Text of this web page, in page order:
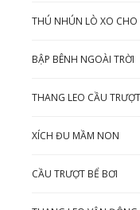
THÚ NHÚN LÒ XO CHO
BẬP BÊNH NGOÀI TRỜI
THANG LEO CẦU
XÍCH ĐU MẦM NON
CẦU TRƯỢT BỂ BƠI